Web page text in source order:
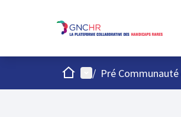
AccueilMenu principal
/ Pré